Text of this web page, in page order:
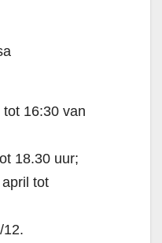
tot 16:30 van
18.30 uur;
tot
12.